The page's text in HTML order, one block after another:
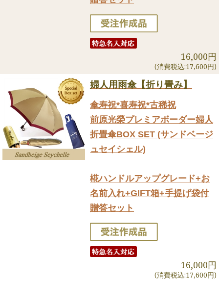
16,000円
(消費税込:17,600円)
婦人用雨傘【折り畳み】
傘寿祝*喜寿祝*古稀祝
前原光榮プレミアボーダー婦人
折畳傘BOX SET (サンドベージ
ュセイシェル)
椛ハンドルアップグレード+お
名前入れ+GIFT箱+手提げ袋付
贈答セット
16,000円
(消費税込:17,600円)